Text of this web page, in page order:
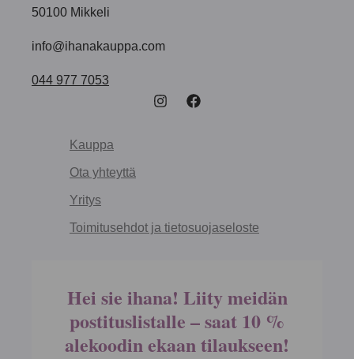
50100 Mikkeli
info@ihanakauppa.com
044 977 7053
Kauppa
Ota yhteyttä
Yritys
Toimitusehdot ja tietosuojaseloste
Hei sie ihana! Liity meidän
postituslistalle – saat 10 %
alekoodin ekaan tilaukseen!